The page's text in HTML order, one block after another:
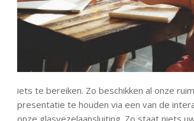
iets te bereiken. Zo beschikken al onze
presentatie te houden via een van de
onze glasvezelaansluiting. Zo staat niets